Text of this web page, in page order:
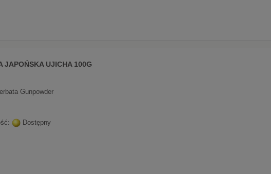
JAPOŃSKA UJICHA 100G
Gunpowder
Dostępny